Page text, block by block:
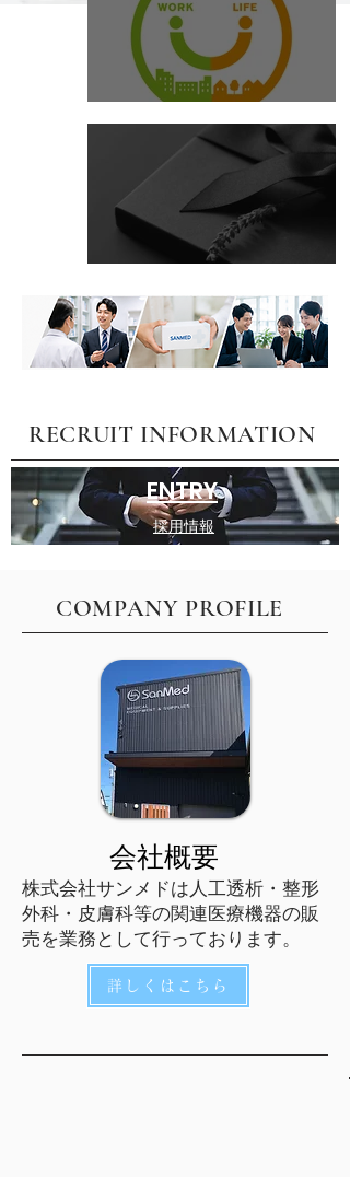
ﾜｰｸ･ﾗｲﾌﾊﾞﾗﾝｽ推進に向けて
RECRUIT INFORMATION
ENTRY
採用情報
COMPANY PROFILE
会社概要
株式会社サンメドは人工透析・整形
外科・皮膚科等の関連医療機器の販
売を業務として行っております。
詳しくはこちら